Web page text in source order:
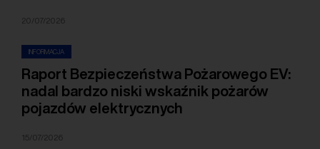
20/07/2026
INFORMACJA
Raport Bezpieczeństwa Pożarowego EV:
nadal bardzo niski wskaźnik pożarów
pojazdów elektrycznych
15/07/2026